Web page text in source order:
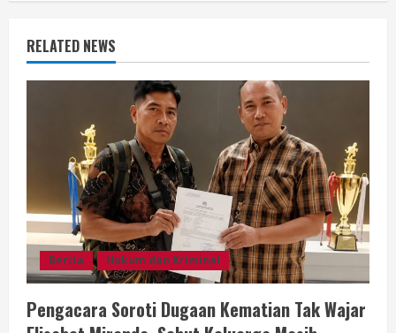
n
u
e
a
d
i
RELATED NEWS
Berita Hukum dan Kriminal
Pengacara Soroti Dugaan Kematian Tak Wajar